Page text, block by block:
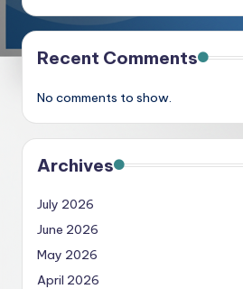
Recent Comments
No comments to show.
Archives
July 2026
June 2026
May 2026
April 2026